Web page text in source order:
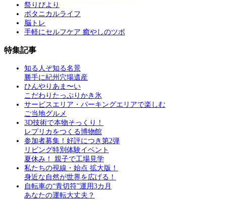
祭りびより
ボタニカルライフ
脳トレ
手軽にセルフケア 癒やしのツボ
特集記事
知る人ぞ知る名景
勝手に紀州穴場遺産
ひんやりあま〜い
こだわりたっぷりかき氷
サービスエリア・パーキングエリアで楽しむ
ご当地グルメ
3D技術で本物そっくり！
レプリカをつくる博物館
参加者募集！好評につき第2弾
リビング特別体験イベント
夏休み！ 親子で工場見学
私たちの視線・始点 拡大版！
身近な自然が世界を広げる！
自転車の“青切符”運用3カ月
あなたの運転大丈夫？